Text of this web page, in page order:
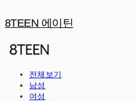
8TEEN 에이틴
전체보기
남성
여성